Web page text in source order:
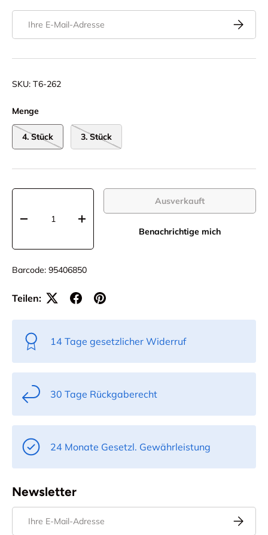
SKU: T6-262
Menge
4. Stück 3. Stück
Anzahl
- +
Ausverkauft
Benachrichtige mich
Barcode: 95406850
Teilen:
14 Tage gesetzlicher Widerruf
30 Tage Rückgaberecht
24 Monate Gesetzl. Gewährleistung
Newsletter